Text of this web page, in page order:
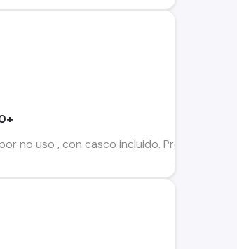
no uso , con casco incluido. Precio